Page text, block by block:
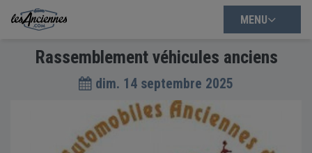
MENU
Rassemblement véhicules anciens
dim. 14 septembre 2025